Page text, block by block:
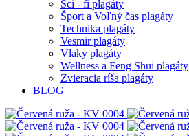
Sci - fi plagáty
Šport a Voľný čas plagáty
Technika plagáty
Vesmir plagáty
Vlaky plagáty
Wellness a Feng Shui plagáty
Zvieracia ríša plagáty
BLOG